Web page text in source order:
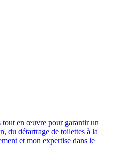
tout en œuvre pour garantir un
du détartrage de toilettes à la
et mon expertise dans le